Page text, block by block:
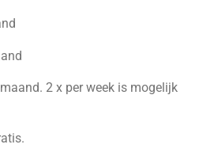
2 x per week is mogelijk